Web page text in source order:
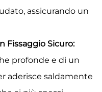
assicurando un
Fissaggio Sicuro:
profonde e di un
aderisce saldamente